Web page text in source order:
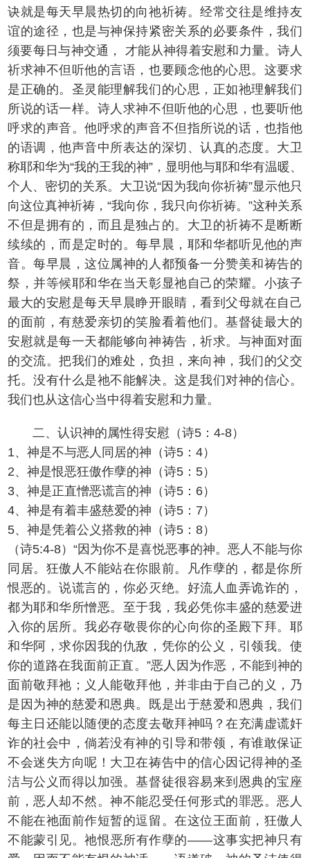
诀就是每天早晨热切的向祂祈祷。经常交往是维持友
谊的途径，也是与神保持紧密关系的必要条件，我们
须要每日与神交通， 才能从神得着安慰和力量。诗人
祈求神不但听他的言语，也要顾念他的心思。这要求
是正确的。圣灵能理解我们的心思，正如祂理解我们
所说的话一样。诗人求神不但听他的心思，也要听他
呼求的声音。他呼求的声音不但指所说的话，也指他
的语调，他声音中所表达的深切、认真的态度。大卫
称耶和华为“我的王我的神”，显明他与耶和华有温暖、
个人、密切的关系。大卫说“因为我向你祈祷”显示他只
向这位真神祈祷，“我向你，我只向你祈祷。”这种关系
不但是拥有的，而且是独占的。大卫的祈祷不是断断
续续的，而是定时的。每早晨，耶和华都听见他的声
音。每早晨，这位属神的人都预备一分赞美和祷告的
祭，并等候耶和华在当天彰显祂自己的荣耀。小孩子
最大的安慰是每天早晨睁开眼睛，看到父母就在自己
的面前，有慈爱亲切的笑脸看着他们。基督徒最大的
安慰就是每一天都能够向神祷告，祈求。与神面对面
的交流。把我们的难处，负担，来向神，我们的父交
托。没有什么是祂不能解决。这是我们对神的信心。
我们也从这信心当中得着安慰和力量。
二、认识神的属性得安慰（诗5：4-8）
1、神是不与恶人同居的神（诗5：4）
2、神是恨恶狂傲作孽的神（诗5：5）
3、神是正直憎恶谎言的神（诗5：6）
4、神是有着丰盛慈爱的神（诗5：7）
5、神是凭着公义搭救的神（诗5：8）
（诗5:4-8）“因为你不是喜悦恶事的神。恶人不能与你
同居。狂傲人不能站在你眼前。凡作孽的，都是你所
恨恶的。说谎言的，你必灭绝。好流人血弄诡诈的，
都为耶和华所憎恶。至于我，我必凭你丰盛的慈爱进
入你的居所。我必存敬畏你的心向你的圣殿下拜。耶
和华阿，求你因我的仇敌，凭你的公义，引领我。使
你的道路在我面前正直。”恶人因为作恶，不能到神的
面前敬拜祂；义人能敬拜他，并非由于自己的义，乃
是因为神的慈爱和恩典。既是出于慈爱和恩典，我们
每主日还能以随便的态度去敬拜神吗？在充满虚谎奸
诈的社会中，倘若没有神的引导和带领，有谁敢保证
不会迷失方向呢！大卫在祷告中的信心因记得神的圣
洁与公义而得以加强。基督徒很容易来到恩典的宝座
前，恶人却不然。神不能忍受任何形式的罪恶。恶人
不能在祂面前作短暂的逗留。在这位王面前，狂傲人
不能蒙引见。祂恨恶所有作孽的——这事实把神只有